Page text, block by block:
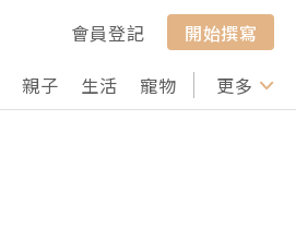
會員登記
開始撰寫
親子 生活 寵物 行山 打卡
更多